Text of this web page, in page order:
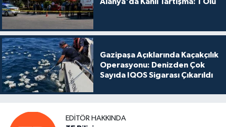
Alanya'da Kanlı Tartışma: 1 Ölü
Gazipaşa Açıklarında Kaçakçılık
Operasyonu: Denizden Çok
Sayıda IQOS Sigarası Çıkarıldı
EDITÖR HAKKINDA